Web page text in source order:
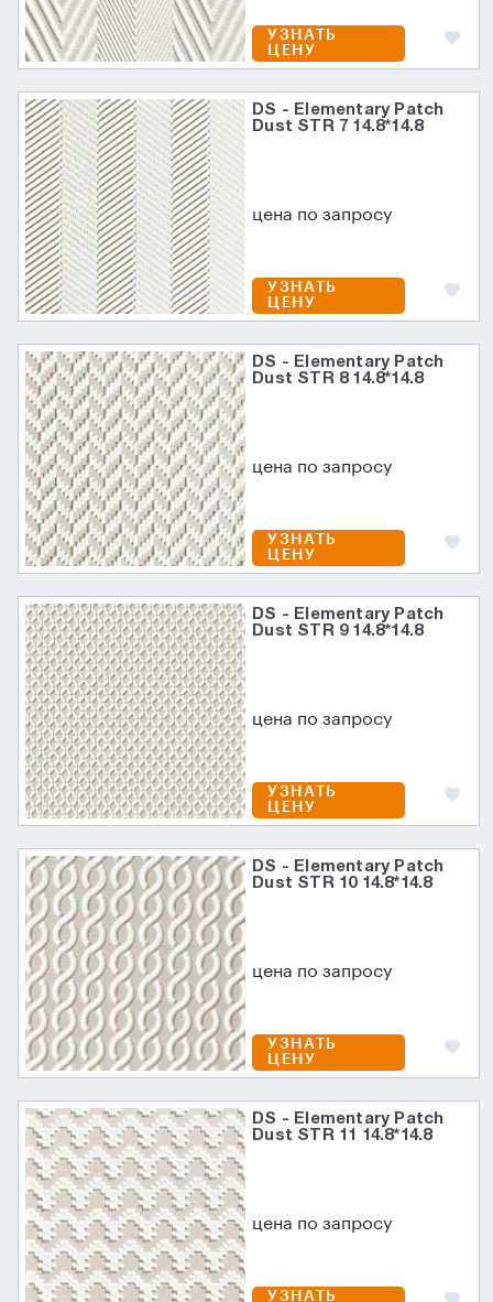
УЗНАТЬ
ЦЕНУ
DS - Elementary Patch
Dust STR 7 14.8*14.8
цена по запросу
УЗНАТЬ
ЦЕНУ
DS - Elementary Patch
Dust STR 8 14.8*14.8
цена по запросу
УЗНАТЬ
ЦЕНУ
DS - Elementary Patch
Dust STR 9 14.8*14.8
цена по запросу
УЗНАТЬ
ЦЕНУ
DS - Elementary Patch
Dust STR 10 14.8*14.8
цена по запросу
УЗНАТЬ
ЦЕНУ
DS - Elementary Patch
Dust STR 11 14.8*14.8
цена по запросу
УЗНАТЬ